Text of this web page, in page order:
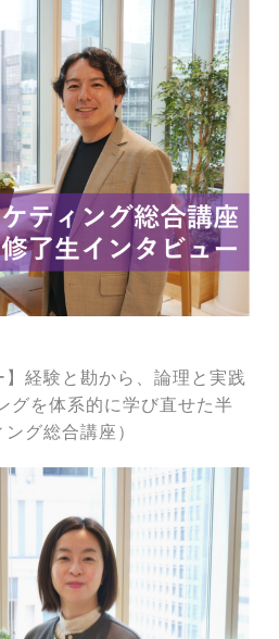
】経験と勘から、論理と実践
グを体系的に学び直せた半
グ総合講座）